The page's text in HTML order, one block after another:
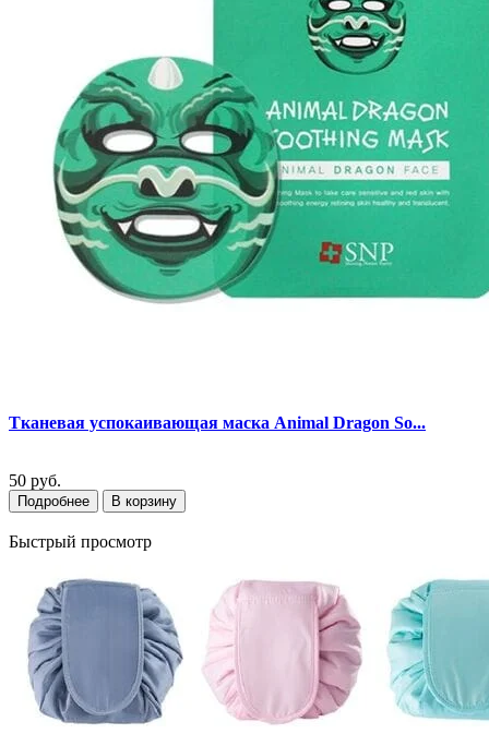
Тканевая успокаивающая маска Animal Dragon So...
50 руб.
Подробнее В корзину
Быстрый просмотр